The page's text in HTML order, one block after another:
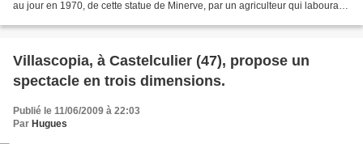
au jour en 1970, de cette statue de Minerve, par un agriculteur qui labourait
Villascopia, à Castelculier (47), propose un
spectacle en trois dimensions.
Publié le 11/06/2009 à 22:03
Par Hugues